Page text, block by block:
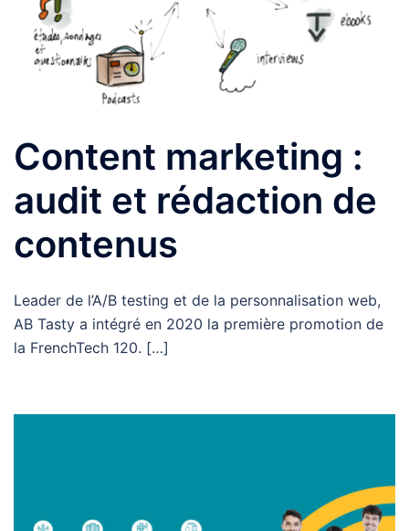
Content marketing :
audit et rédaction de
contenus
Leader de l’A/B testing et de la personnalisation web,
AB Tasty a intégré en 2020 la première promotion de
la FrenchTech 120. […]